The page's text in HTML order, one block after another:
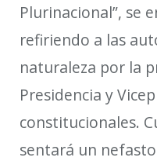
Plurinacional”, se
refiriendo a las
naturaleza por la
Presidencia y
constitucionales.
sentará un